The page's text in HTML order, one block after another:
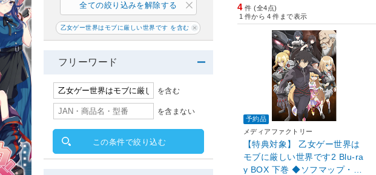
4 件 (全4点)
1 件から 4 件まで表示
予約品
メディアファクトリー
【特典対象】 乙女ゲー世界は
モブに厳しい世界です2 Blu-ra
y BOX 下巻 ◆ソフマップ・ア
全ての絞り込みを解除する
乙女ゲー世界はモブに厳しい世界です を含む
フリーワード
を含む
を含まない
この条件で絞り込む